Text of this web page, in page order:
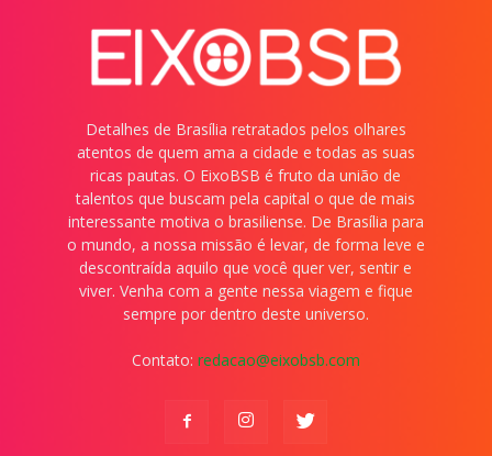
Detalhes de Brasília retratados pelos olhares
atentos de quem ama a cidade e todas as suas
ricas pautas. O EixoBSB é fruto da união de
talentos que buscam pela capital o que de mais
interessante motiva o brasiliense. De Brasília para
o mundo, a nossa missão é levar, de forma leve e
descontraída aquilo que você quer ver, sentir e
viver. Venha com a gente nessa viagem e fique
sempre por dentro deste universo.
Contato: redacao@eixobsb.com